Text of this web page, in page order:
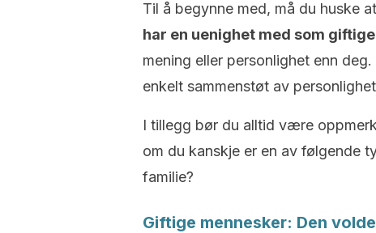
Til å begynne med, må du huske
har en uenighet med som giftige,
mening eller personlighet enn
enkelt sammenstøt av
I tillegg bør du alltid være
om du kanskje er en av følgende
familie?
Giftige mennesker: Den